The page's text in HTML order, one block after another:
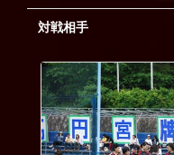
2019
2017
2016
2015
対戦相手